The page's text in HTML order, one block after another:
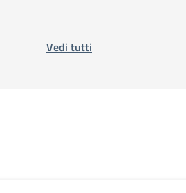
Vedi tutti